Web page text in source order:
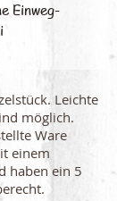
Einweg-
Leichte
möglich.
Ware
einem
haben ein 5